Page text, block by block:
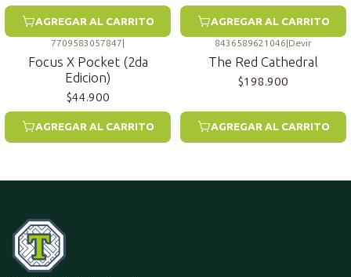
AGREGAR AL CARRITO AGREGAR AL CARRITO
7709583057847
Focus X Pocket (2da
Edicion)
$44.900
AGREGAR AL CARRITO
8436589621046 Devir
The Red Cathedral
$198.900
AGREGAR AL CARRITO